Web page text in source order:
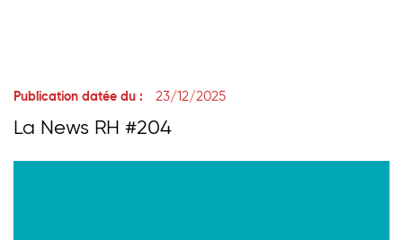
Publication datée du : 23/12/2025
La News RH #204